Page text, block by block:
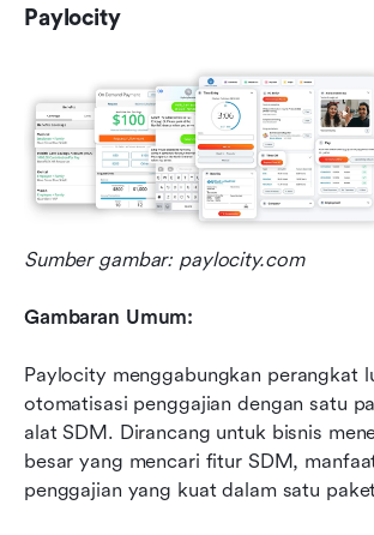
Paylocity
Sumber gambar: paylocity.com
Gambaran Umum:
Paylocity menggabungkan perangkat
otomatisasi penggajian dengan satu
alat SDM. Dirancang untuk bisnis
besar yang mencari fitur SDM,
penggajian yang kuat dalam satu